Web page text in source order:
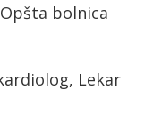
bolnica
Lekar